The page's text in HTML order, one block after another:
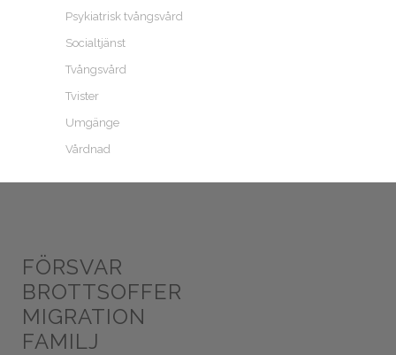
Psykiatrisk tvångsvård
Socialtjänst
Tvångsvård
Tvister
Umgänge
Vårdnad
FÖRSVAR
BROTTSOFFER
MIGRATION
FAMILJ